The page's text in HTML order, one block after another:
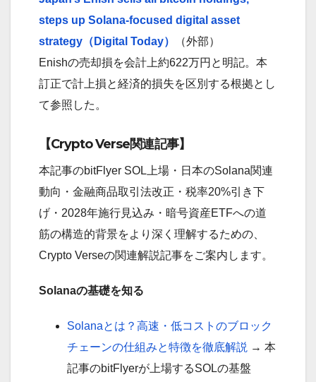
steps up Solana-focused digital asset
strategy（Digital Today）
（外部）
Enishの売却損を会計上約622万円と明記。本
訂正で計上損と経済的損失を区別する根拠とし
て参照した。
【Crypto Verse関連記事】
本記事のbitFlyer SOL上場・日本のSolana関連
動向・金融商品取引法改正・税率20%引き下
げ・2028年施行見込み・暗号資産ETFへの道
筋の構造的背景をより深く理解するための、
Crypto Verseの関連解説記事をご案内します。
Solanaの基礎を知る
Solanaとは？高速・低コストのブロック
チェーンの仕組みと特徴を徹底解説 → 本
記事のbitFlyerが上場するSOLの基盤